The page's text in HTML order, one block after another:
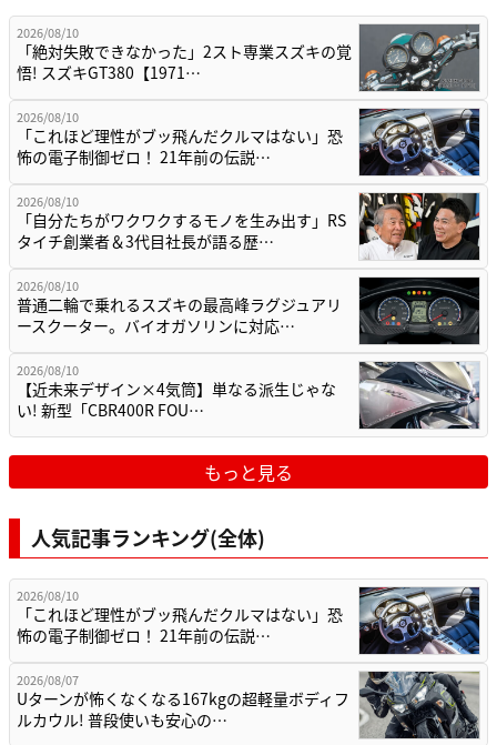
2026/08/10
「絶対失敗できなかった」2スト専業スズキの覚
悟! スズキGT380【1971…
2026/08/10
「これほど理性がブッ飛んだクルマはない」恐
怖の電子制御ゼロ！ 21年前の伝説…
2026/08/10
「自分たちがワクワクするモノを生み出す」RS
タイチ創業者＆3代目社長が語る歴…
2026/08/10
普通二輪で乗れるスズキの最高峰ラグジュアリ
ースクーター。バイオガソリンに対応…
2026/08/10
【近未来デザイン×4気筒】単なる派生じゃな
い! 新型「CBR400R FOU…
もっと見る
人気記事ランキング(全体)
2026/08/10
「これほど理性がブッ飛んだクルマはない」恐
怖の電子制御ゼロ！ 21年前の伝説…
2026/08/07
Uターンが怖くなくなる167kgの超軽量ボディフ
ルカウル! 普段使いも安心の…